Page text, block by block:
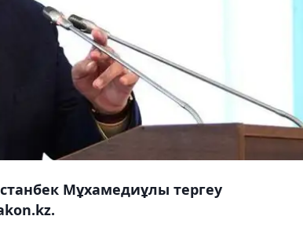
Мұхамедиұлы тергеу